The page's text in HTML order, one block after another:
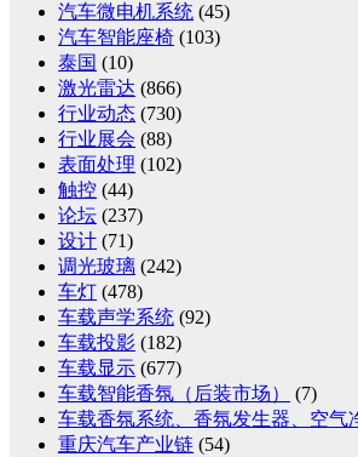
汽车微电机系统 (45)
汽车智能座椅 (103)
泰国 (10)
激光雷达 (866)
行业动态 (730)
行业展会 (88)
表面处理 (102)
触控 (44)
论坛 (237)
设计 (71)
调光玻璃 (242)
车灯 (478)
车载声学系统 (92)
车载投影 (182)
车载显示 (677)
车载智能香氛（后装市场）
(7)
车载香氛系统、香氛发生器、空气
重庆汽车产业链 (54)